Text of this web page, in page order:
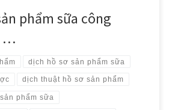
phẩm sữa công
…
dịch hồ sơ sản phẩm sữa
dịch thuật hồ sơ sản phẩm
phẩm sữa